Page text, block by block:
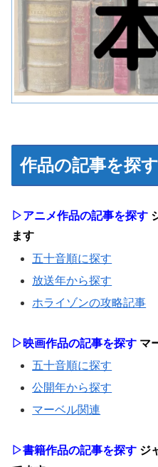
作品の記事を探す
▷アニメ作品の記事を探す
ます
五十音順に探す
放送年から探す
ホライゾンの攻略記事
▷映画作品の記事を探す マ
五十音順に探す
公開年から探す
マーベル関連
▷書籍作品の記事を探す ジ